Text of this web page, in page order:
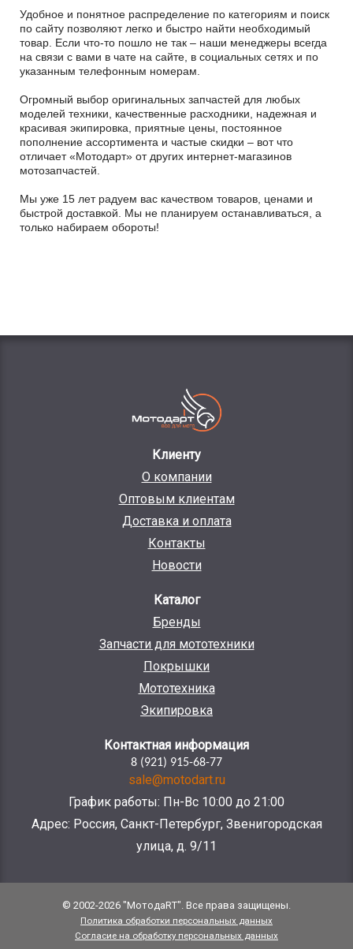
Удобное и понятное распределение по категориям и поиск
по сайту позволяют легко и быстро найти необходимый
товар. Если что-то пошло не так – наши менеджеры всегда
на связи с вами в чате на сайте, в социальных сетях и по
указанным телефонным номерам.
Огромный выбор оригинальных запчастей для любых
моделей техники, качественные расходники, надежная и
красивая экипировка, приятные цены, постоянное
пополнение ассортимента и частые скидки – вот что
отличает «Мотодарт» от других интернет-магазинов
мотозапчастей.
Мы уже 15 лет радуем вас качеством товаров, ценами и
быстрой доставкой. Мы не планируем останавливаться, а
только набираем обороты!
Клиенту
О компании
Оптовым клиентам
Доставка и оплата
Контакты
Новости
Каталог
Бренды
Запчасти для мототехники
Покрышки
Мототехника
Экипировка
Контактная информация
8 (921) 915-68-77
sale@motodart.ru
График работы: Пн-Вс 10:00 до 21:00
Адрес: Россия, Санкт-Петербург, Звенигородская
улица, д. 9/11
© 2002-2026 "МотодаRT". Все права защищены.
Политика обработки персональных данных
Согласие на обработку персональных данных